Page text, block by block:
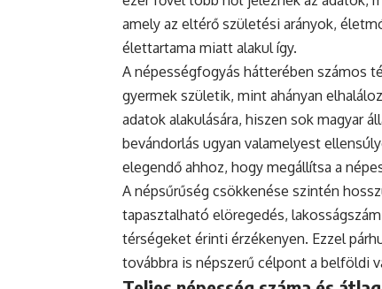
amely az eltérő születési arányok,
élettartama miatt alakul így.
A népességfogyás hátterében számos
gyermek születik, mint ahányan
adatok alakulására, hiszen sok magyar
bevándorlás ugyan valamelyest
elegendő ahhoz, hogy megállítsa a
A népsűrűség csökkenése szintén
tapasztalható elöregedés,
térségeket érinti érzékenyen. Ezzel
továbbra is népszerű célpont a belföldi